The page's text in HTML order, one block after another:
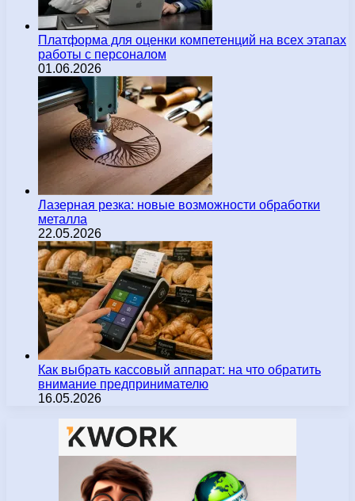
Платформа для оценки компетенций на всех этапах
работы с персоналом
01.06.2026
Лазерная резка: новые возможности обработки
металла
22.05.2026
Как выбрать кассовый аппарат: на что обратить
внимание предпринимателю
16.05.2026